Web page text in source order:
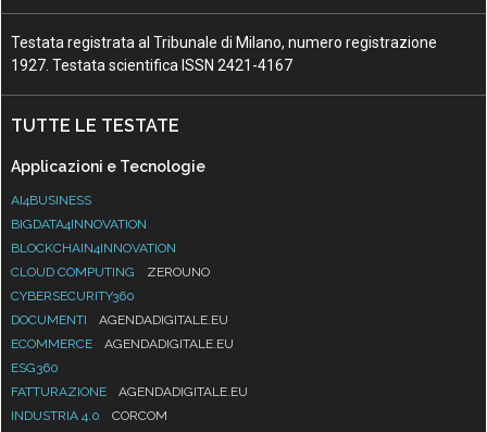
Testata registrata al Tribunale di Milano, numero registrazione
1927. Testata scientifica ISSN 2421-4167
TUTTE LE TESTATE
Applicazioni e Tecnologie
AI4BUSINESS
BIGDATA4INNOVATION
BLOCKCHAIN4INNOVATION
CLOUD COMPUTING
ZEROUNO
CYBERSECURITY360
DOCUMENTI
AGENDADIGITALE.EU
ECOMMERCE
AGENDADIGITALE.EU
ESG360
FATTURAZIONE
AGENDADIGITALE.EU
INDUSTRIA 4.0
CORCOM